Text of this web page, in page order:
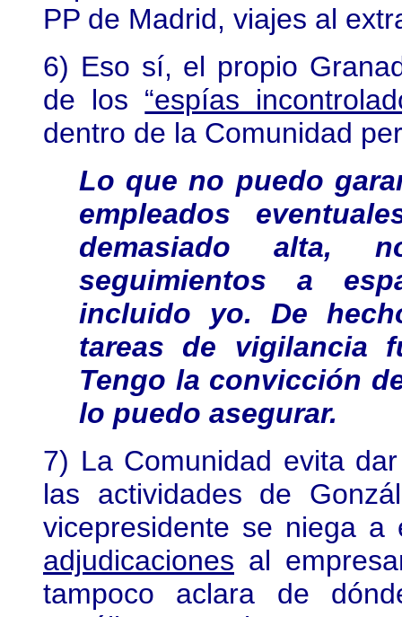
PP de Madrid, viajes al
6) Eso sí, el propio
de los “espías
dentro de la Comunidad
Lo que no puedo
empleados
demasiado alta,
seguimientos a
incluido yo. De
tareas de vigilancia
Tengo la convicción
lo puedo asegurar.
7) La Comunidad evita
las actividades de
vicepresidente se niega
adjudicaciones al
tampoco aclara de